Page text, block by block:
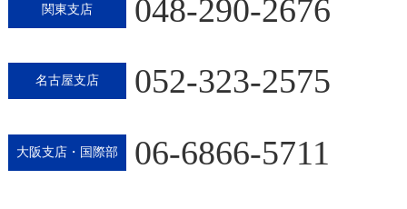
関東支店 048-290-2676
名古屋支店 052-323-2575
大阪支店・国際部 06-6866-5711